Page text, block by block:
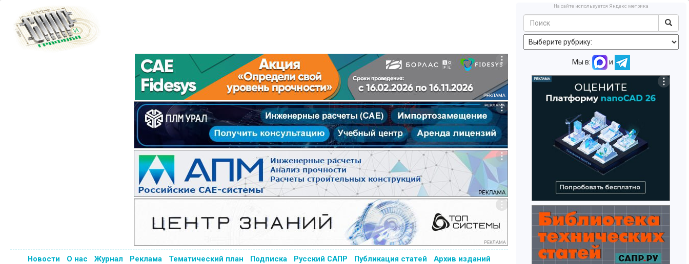
Новости О нас Журнал Реклама Тематический план Подписка Русский САПР Публикация статей
Архив изданий
На сайте используется Яндекс метрика
Мы в: и